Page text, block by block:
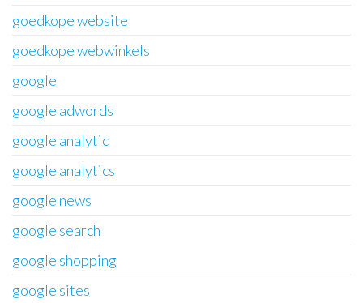
goedkope website
goedkope webwinkels
google
google adwords
google analytic
google analytics
google news
google search
google shopping
google sites